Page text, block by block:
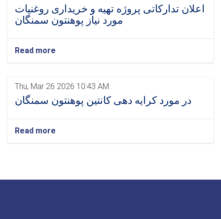
اعلان تدارکاتی پروژه تهیه و خریداری روغنیات
مورد نیاز پوهنتون سمنگان
Read more
Thu, Mar 26 2026 10:43 AM
در مورد کرایه دهی کانتین پوهنتون سمنگان
Read more